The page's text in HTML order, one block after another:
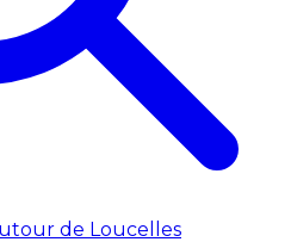
de Loucelles